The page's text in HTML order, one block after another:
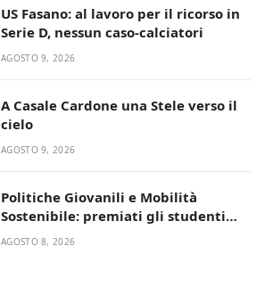
US Fasano: al lavoro per il ricorso in
Serie D, nessun caso-calciatori
AGOSTO 9, 2026
A Casale Cardone una Stele verso il
cielo
AGOSTO 9, 2026
Politiche Giovanili e Mobilità
Sostenibile: premiati gli studenti
universitari del bando “La strada
AGOSTO 8, 2026